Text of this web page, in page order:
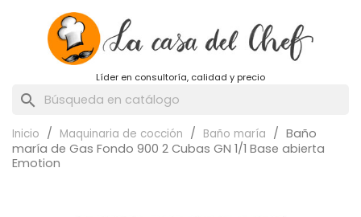
Líder en consultoría, calidad y precio
search
Inicio Maquinaria de cocción Baño maría
Baño
maría de Gas Fondo 900 2 Cubas GN 1/1 Base abierta
Emotion